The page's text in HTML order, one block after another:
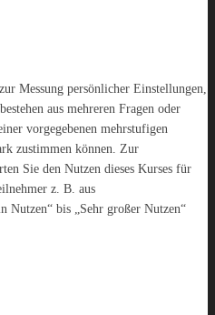
Messung persönlicher Einstellungen,
aus mehreren Fragen oder
vorgegebenen mehrstufigen
zustimmen können. Zur
Sie den Nutzen dieses Kurses für
z. B. aus
bis „Sehr großer Nutzen“